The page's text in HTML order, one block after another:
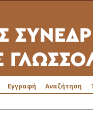
Εγγραφή Αναζήτηση